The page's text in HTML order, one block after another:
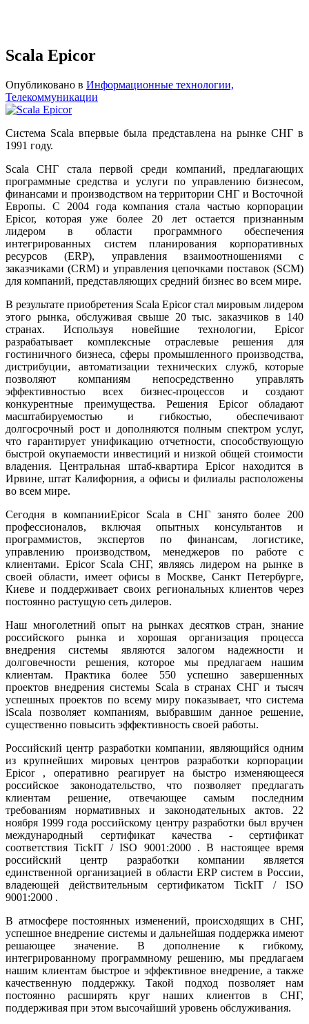
Scala Epicor
Опубликовано в Информационные технологии,
Телекоммуникации
Cистема Scala впервые была представлена на рынке СНГ в
1991 году.
Scala СНГ стала первой среди компаний, предлагающих
программные средства и услуги по управлению бизнесом,
финансами и производством на территории СНГ и Восточной
Европы. C 2004 года компания стала частью корпорации
Epicor, которая уже более 20 лет остается признанным
лидером в области программного обеспечения
интегрированных систем планирования корпоративных
ресурсов (ERP), управления взаимоотношениями с
заказчиками (CRM) и управления цепочками поставок (SCM)
для компаний, представляющих средний бизнес во всем мире.
В результате приобретения Scala Epicor стал мировым лидером
этого рынка, обслуживая свыше 20 тыс. заказчиков в 140
странах. Используя новейшие технологии, Epicor
разрабатывает комплексные отраслевые решения для
гостиничного бизнеса, сферы промышленного производства,
дистрибуции, автоматизации технических служб, которые
позволяют компаниям непосредственно управлять
эффективностью всех бизнес-процессов и создают
конкурентные преимущества. Решения Epicor обладают
масштабируемостью и гибкостью, обеспечивают
долгосрочный рост и дополняются полным спектром услуг,
что гарантирует унификацию отчетности, способствующую
быстрой окупаемости инвестиций и низкой общей стоимости
владения. Центральная штаб-квартира Epicor находится в
Ирвине, штат Калифорния, а офисы и филиалы расположены
во всем мире.
Сегодня в компанииEpicor Scala в СНГ занято более 200
профессионалов, включая опытных консультантов и
программистов, экспертов по финансам, логистике,
управлению производством, менеджеров по работе с
клиентами. Epicor Scala СНГ, являясь лидером на рынке в
своей области, имеет офисы в Москве, Санкт Петербурге,
Киеве и поддерживает своих региональных клиентов через
постоянно растущую сеть дилеров.
Наш многолетний опыт на рынках десятков стран, знание
российского рынка и хорошая организация процесса
внедрения системы являются залогом надежности и
долговечности решения, которое мы предлагаем нашим
клиентам. Практика более 550 успешно завершенных
проектов внедрения системы Scala в странах СНГ и тысяч
успешных проектов по всему миру показывает, что система
iScala позволяет компаниям, выбравшим данное решение,
существенно повысить эффективность своей работы.
Российский центр разработки компании, являющийся одним
из крупнейших мировых центров разработки корпорации
Epicor , оперативно реагирует на быстро изменяющееся
российское законодательство, что позволяет предлагать
клиентам решение, отвечающее самым последним
требованиям нормативных и законодательных актов. 22
ноября 1999 года российскому центру разработки был вручен
международный сертификат качества - сертификат
соответствия TickIT / ISO 9001:2000 . В настоящее время
российский центр разработки компании является
единственной организацией в области ERP систем в России,
владеющей действительным сертификатом TickIT / ISO
9001:2000 .
В атмосфере постоянных изменений, происходящих в СНГ,
успешное внедрение системы и дальнейшая поддержка имеют
решающее значение. В дополнение к гибкому,
интегрированному программному решению, мы предлагаем
нашим клиентам быстрое и эффективное внедрение, а также
качественную поддержку. Такой подход позволяет нам
постоянно расширять круг наших клиентов в СНГ,
поддерживая при этом высочайший уровень обслуживания.